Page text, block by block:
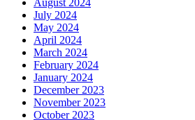
July 2024
May 2024
April 2024
March 2024
February 2024
January 2024
December 2023
November 2023
October 2023